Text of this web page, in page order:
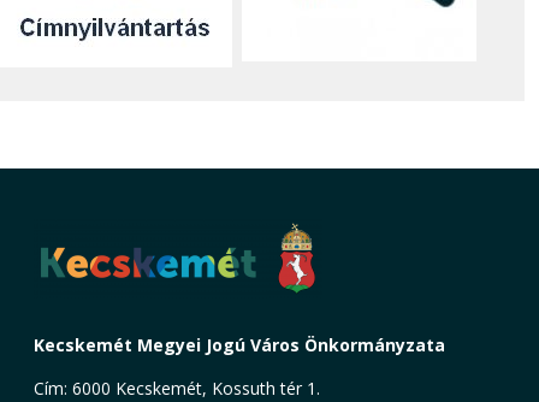
Kecskemét Megyei Jogú Város Önkormányzata
Cím: 6000 Kecskemét, Kossuth tér 1.